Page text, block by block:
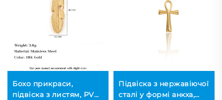
Бохо прикраси,
підвіска з листям, PVD,
Підвіска з нержавіючої
сталі у формі анкха,